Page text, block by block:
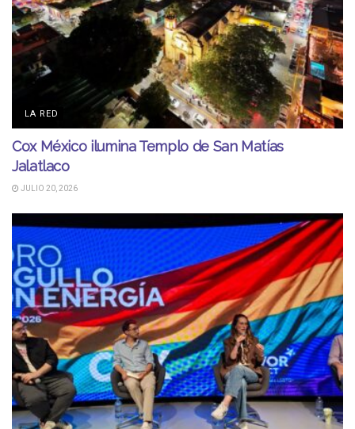
LA RED
Cox México ilumina Templo de San Matías
Jalatlaco
JULIO 20, 2026